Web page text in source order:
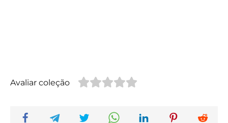
Avaliar coleção